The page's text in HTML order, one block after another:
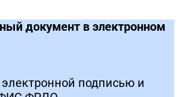
документ в электронном
подписью и